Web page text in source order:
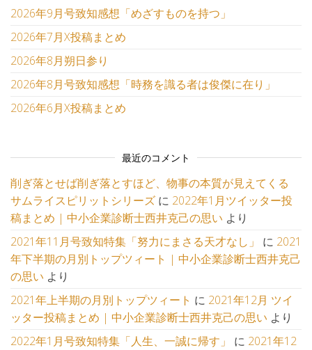
2026年9月号致知感想「めざすものを持つ」
2026年7月X投稿まとめ
2026年8月朔日参り
2026年8月号致知感想「時務を識る者は俊傑に在り」
2026年6月X投稿まとめ
最近のコメント
削ぎ落とせば削ぎ落とすほど、物事の本質が見えてくる
サムライスピリットシリーズ に 2022年1月ツイッター投
稿まとめ | 中小企業診断士西井克己の思い より
2021年11月号致知特集「努力にまさる天才なし」
に 2021
年下半期の月別トップツィート | 中小企業診断士西井克己
の思い より
2021年上半期の月別トップツィート に 2021年12月 ツイ
ッター投稿まとめ | 中小企業診断士西井克己の思い より
2022年1月号致知特集「人生、一誠に帰す」
に 2021年12